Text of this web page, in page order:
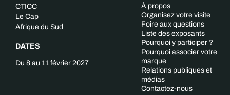
CTICC
Le Cap
Afrique du Sud
DATES
Du 8 au 11 février 2027
À propos
Organisez votre visite
Foire aux questions
Liste des exposants
Pourquoi y participer ?
Pourquoi associer votre
marque
Relations publiques et
médias
Contactez-nous